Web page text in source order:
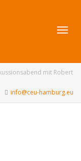
mit Robert
info@ceu-hamburg.eu